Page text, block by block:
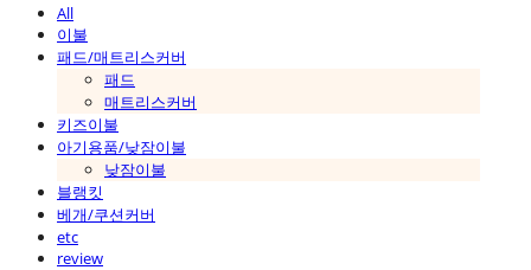
All
이불
패드/매트리스커버
패드
매트리스커버
키즈이불
아기용품/낮잠이불
낮잠이불
블랭킷
베개/쿠션커버
etc
review